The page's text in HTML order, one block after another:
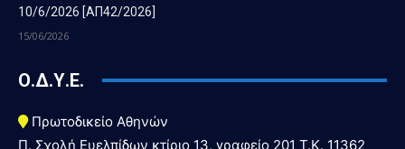
10/6/2026 [ΑΠ42/2026]
15/06/2026
Ο.Δ.Υ.Ε.
Πρωτοδικείο Αθηνών
Π. Σχολή Ευελπίδων κτίριο 13, γραφείο 201 T.K. 11362